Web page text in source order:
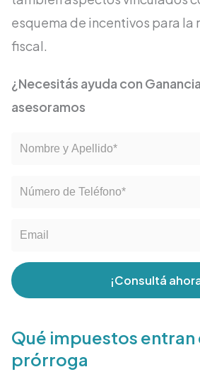
esquema de incentivos para la
fiscal.
¿Necesitás ayuda con
asesoramos
¡Consultá
Qué impuestos entran
prórroga